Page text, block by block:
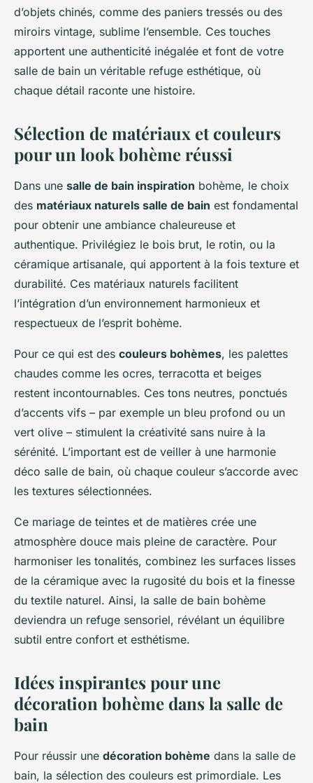
d’objets chinés, comme des paniers tressés ou des
miroirs vintage, sublime l’ensemble. Ces touches
apportent une authenticité inégalée et font de votre
salle de bain un véritable refuge esthétique, où
chaque détail raconte une histoire.
Sélection de matériaux et couleurs
pour un look bohème réussi
Dans une salle de bain inspiration bohème, le choix
des matériaux naturels salle de bain est fondamental
pour obtenir une ambiance chaleureuse et
authentique. Privilégiez le bois brut, le rotin, ou la
céramique artisanale, qui apportent à la fois texture et
durabilité. Ces matériaux naturels facilitent
l’intégration d’un environnement harmonieux et
respectueux de l’esprit bohème.
Pour ce qui est des couleurs bohèmes, les palettes
chaudes comme les ocres, terracotta et beiges
restent incontournables. Ces tons neutres, ponctués
d’accents vifs – par exemple un bleu profond ou un
vert olive – stimulent la créativité sans nuire à la
sérénité. L’important est de veiller à une harmonie
déco salle de bain, où chaque couleur s’accorde avec
les textures sélectionnées.
Ce mariage de teintes et de matières crée une
atmosphère douce mais pleine de caractère. Pour
harmoniser les tonalités, combinez les surfaces lisses
de la céramique avec la rugosité du bois et la finesse
du textile naturel. Ainsi, la salle de bain bohème
deviendra un refuge sensoriel, révélant un équilibre
subtil entre confort et esthétisme.
Idées inspirantes pour une
décoration bohème dans la salle de
bain
Pour réussir une décoration bohème dans la salle de
bain, la sélection des couleurs est primordiale. Les